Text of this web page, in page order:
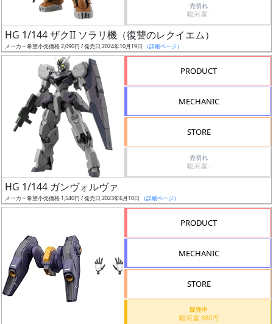
再
引
店
売切れ
駿河屋 -
HG 1/144 ザクII ソラリ機（復讐のレクイエム）
メーカー希望小売価格 2,090円 / 発売日 2024年10月19日 （詳細ページ）
PRODUCT
MECHANIC
STORE
売切れ
駿河屋 -
HG 1/144 ガンヴォルヴァ
メーカー希望小売価格 1,540円 / 発売日 2023年6月10日 （詳細ページ）
PRODUCT
MECHANIC
STORE
販売中
駿河屋 880円